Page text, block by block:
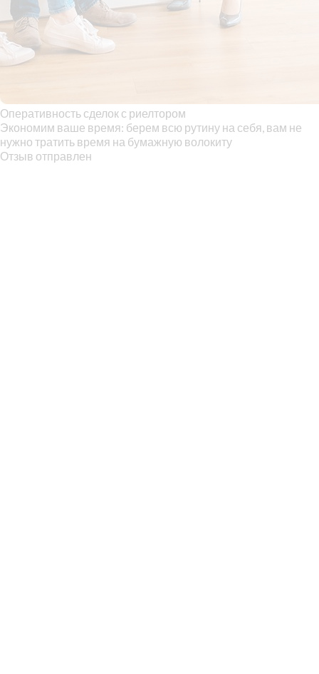
Оперативность сделок с риелтором
Экономим ваше время: берем всю рутину на себя, вам не
нужно тратить время на бумажную волокиту
Отзыв отправлен